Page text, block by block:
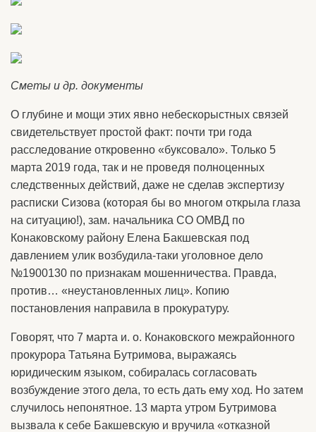
Сметы и др. документы
О глубине и мощи этих явно небескорыстных связей
свидетельствует простой факт: почти три года
расследование откровенно «буксовало». Только 5
марта 2019 года, так и не проведя полноценных
следственных действий, даже не сделав экспертизу
расписки Сизова (которая бы во многом открыла глаза
на ситуацию!), зам. начальника СО ОМВД по
Конаковскому району Елена Бакшевская под
давлением улик возбудила-таки уголовное дело
№1900130 по признакам мошенничества. Правда,
против… «неустановленных лиц». Копию
постановления направила в прокуратуру.
Говорят, что 7 марта и. о. Конаковского межрайонного
прокурора Татьяна Бутримова, выражаясь
юридическим языком, собиралась согласовать
возбуждение этого дела, то есть дать ему ход. Но затем
случилось непонятное. 13 марта утром Бутримова
вызвала к себе Бакшевскую и вручила «отказной